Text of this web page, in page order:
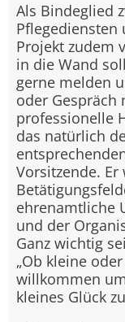
Als Bindeglied
Pflegediensten
Projekt zudem
in die Wand
gerne melden
oder Gespräch
professionelle
das natürlich
Vorsitzende.
ehrenamtliche
und der
Ganz wichtig
„Ob kleine
willkommen
kleines Glück